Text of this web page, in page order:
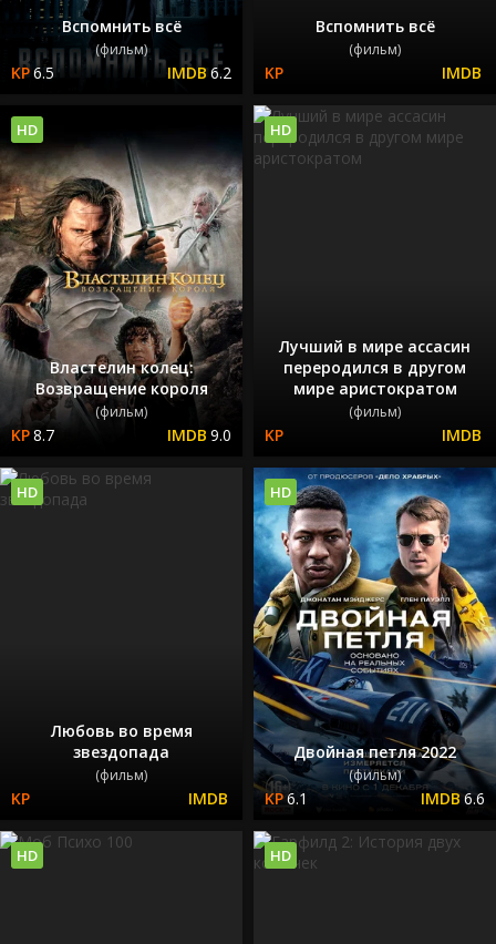
Вспомнить всё
(фильм)
6.5 6.2
Вспомнить всё
(фильм)
Властелин колец:
Возвращение короля
(фильм)
8.7 9.0
HD
Лучший в мире ассасин
переродился в другом
мире аристократом
(фильм)
HD
Любовь во время
звездопада
(фильм)
HD
Двойная петля 2022
(фильм)
6.1 6.6
HD
HD HD